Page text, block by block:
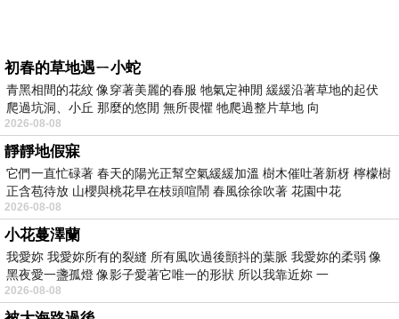
初春的草地遇ㄧ小蛇
青黑相間的花紋 像穿著美麗的春服 牠氣定神閒 緩緩沿著草地的起伏
爬過坑洞、小丘 那麼的悠閒 無所畏懼 牠爬過整片草地 向
2026-08-08
靜靜地假寐
它們一直忙碌著 春天的陽光正幫空氣緩緩加溫 樹木催吐著新枒 檸檬樹
正含苞待放 山櫻與桃花早在枝頭喧鬧 春風徐徐吹著 花園中花
2026-08-08
小花蔓澤蘭
我愛妳 我愛妳所有的裂縫 所有風吹過後顫抖的葉脈 我愛妳的柔弱 像
黑夜愛一盞孤燈 像影子愛著它唯一的形狀 所以我靠近妳 一
2026-08-08